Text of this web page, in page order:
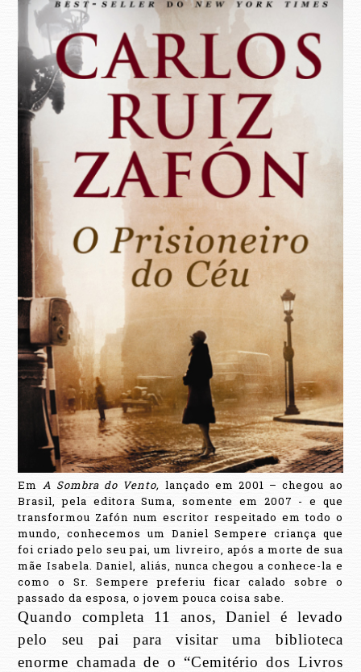
Em A Sombra do Vento, lançado em 2001 – chegou ao
Brasil, pela editora Suma, somente em 2007 - e que
transformou Zafón num escritor respeitado em todo o
mundo, conhecemos um Daniel Sempere criança que
foi criado pelo seu pai, um livreiro, após a morte de sua
mãe Isabela. Daniel, aliás, nunca chegou a conhece-la e
como o Sr. Sempere preferiu ficar calado sobre o
passado da esposa, o jovem pouca coisa sabe.
Quando completa 11 anos, Daniel é levado
pelo seu pai para visitar uma biblioteca
enorme chamada de o “Cemitério dos Livros